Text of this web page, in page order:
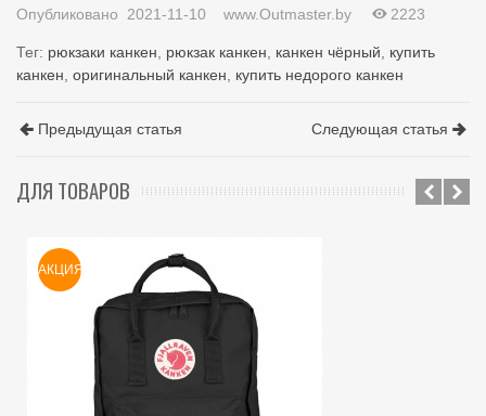
Опубликовано 2021-11-10 www.Outmaster.by 2223
Тег: рюкзаки канкен рюкзак канкен канкен чёрный
купить
канкен оригинальный канкен купить недорого канкен
Предыдущая статья Следующая статья
ДЛЯ ТОВАРОВ
АКЦИЯ